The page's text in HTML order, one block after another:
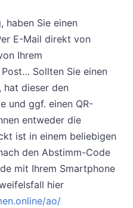
haben Sie einen
E-Mail direkt von
Ihrem
Sollten Sie einen
hat dieser den
und ggf. einen QR-
entweder die
ist in einem beliebigen
den Abstimm-Code
mit Ihrem Smartphone
hier
ao/